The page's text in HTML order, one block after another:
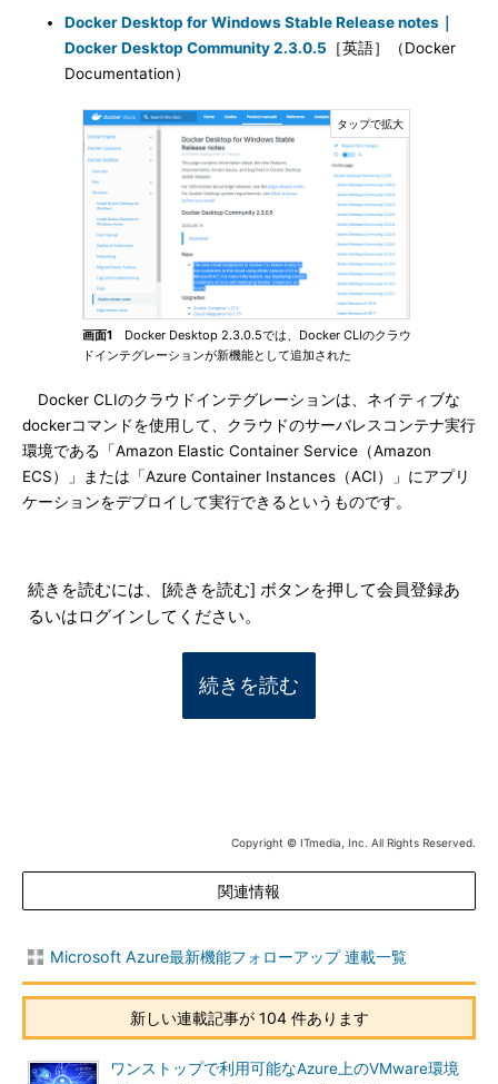
Docker Desktop for Windows Stable Release notes｜
Docker Desktop Community 2.3.0.5 ［英語］（Docker
Documentation）
画面1 Docker Desktop 2.3.0.5では、Docker CLIのクラウ
ドインテグレーションが新機能として追加された
Docker CLIのクラウドインテグレーションは、ネイティブな
dockerコマンドを使用して、クラウドのサーバレスコンテナ実行
環境である「Amazon Elastic Container Service（Amazon
ECS）」または「Azure Container Instances（ACI）」にアプリ
ケーションをデプロイして実行できるというものです。
続きを読むには、[続きを読む] ボタンを押して会員登録あ
るいはログインしてください。
続きを読む
Copyright © ITmedia, Inc. All Rights Reserved.
関連情報
Microsoft Azure最新機能フォローアップ 連載一覧
新しい連載記事が 104 件あります
ワンストップで利用可能なAzure上のVMware環境